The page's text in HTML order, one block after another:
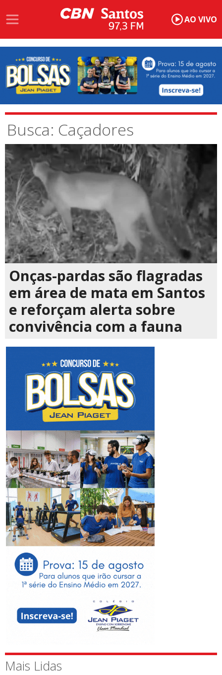
AO VIVO
Busca: Caçadores
Onças-pardas são flagradas
em área de mata em Santos
e reforçam alerta sobre
convivência com a fauna
Mais Lidas